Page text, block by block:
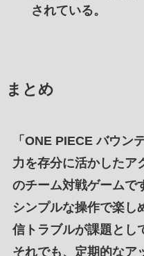
されている。
まとめ
「 ONE PIECE バウン
力 を存分に活かしたア
のチーム対戦ゲームで
シンプルな操作で楽し
信トラブルが課題 とし
それでも、 定期的なア